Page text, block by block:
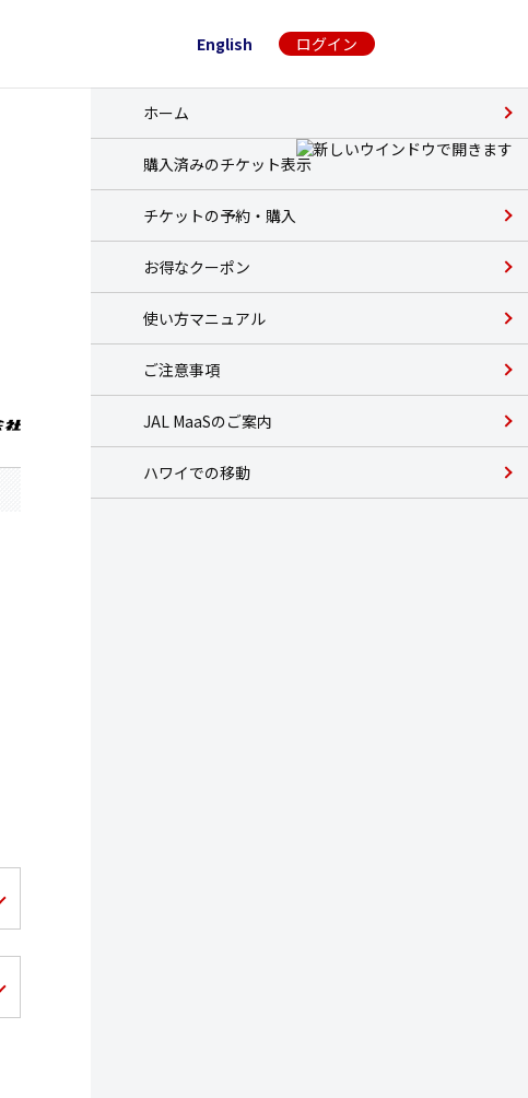
English ログイン
ホーム
購入済みのチケット表示
チケットの予約・購入
お得なクーポン
使い方マニュアル
ご注意事項
JAL MaaSのご案内
ハワイでの移動